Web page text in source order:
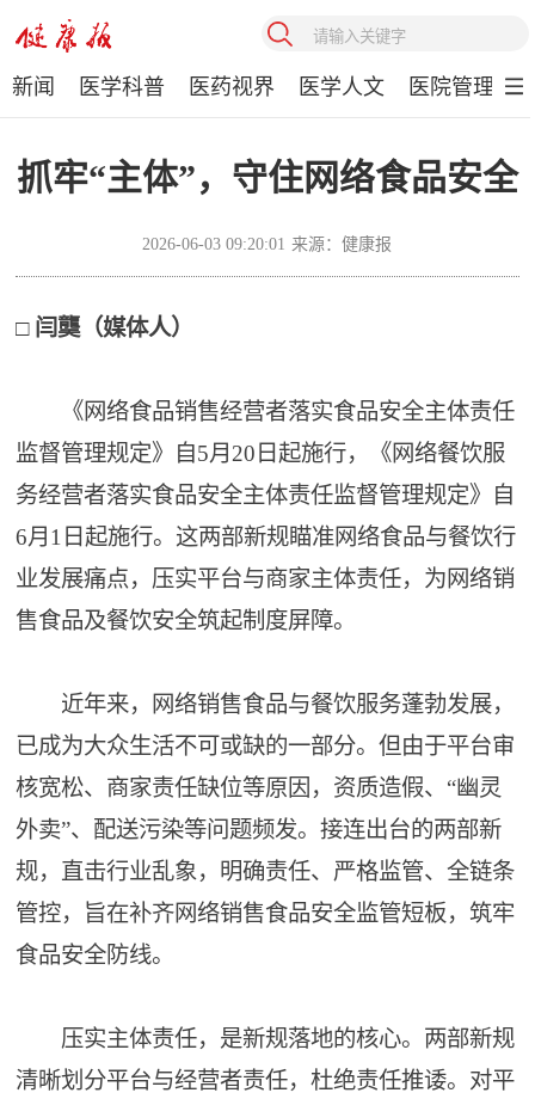
新闻 医学科普 医药视界 医学人文 医院管理
抓牢“主体”，守住网络食品安全
2026-06-03 09:20:01 来源：健康报
□ 闫龑（媒体人）
《网络食品销售经营者落实食品安全主体责任
监督管理规定》自5月20日起施行，《网络餐饮服
务经营者落实食品安全主体责任监督管理规定》自
6月1日起施行。这两部新规瞄准网络食品与餐饮行
业发展痛点，压实平台与商家主体责任，为网络销
售食品及餐饮安全筑起制度屏障。
近年来，网络销售食品与餐饮服务蓬勃发展，
已成为大众生活不可或缺的一部分。但由于平台审
核宽松、商家责任缺位等原因，资质造假、“幽灵
外卖”、配送污染等问题频发。接连出台的两部新
规，直击行业乱象，明确责任、严格监管、全链条
管控，旨在补齐网络销售食品安全监管短板，筑牢
食品安全防线。
压实主体责任，是新规落地的核心。两部新规
清晰划分平台与经营者责任，杜绝责任推诿。对平